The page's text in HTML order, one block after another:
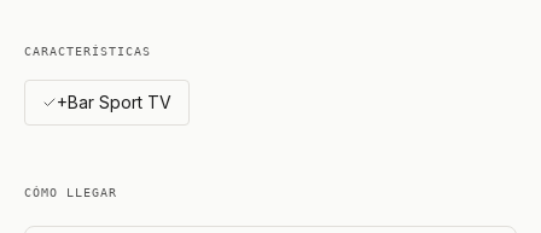
CARACTERÍSTICAS
+Bar Sport TV
CÓMO LLEGAR